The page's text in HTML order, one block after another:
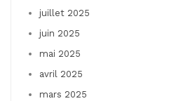
juillet 2025
juin 2025
mai 2025
avril 2025
mars 2025